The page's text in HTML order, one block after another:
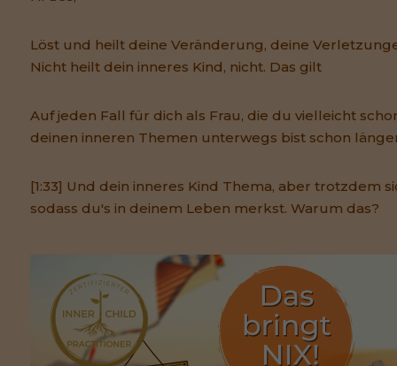
Löst und heilt deine Veränderung, deine
Nicht heilt dein inneres Kind, nicht. Das gilt
Auf jeden Fall für dich als Frau, die du vielleicht
deinen inneren Themen unterwegs bist schon
[1:33] Und dein inneres Kind Thema, aber trotzdem
sodass du's in deinem Leben merkst. Warum das?